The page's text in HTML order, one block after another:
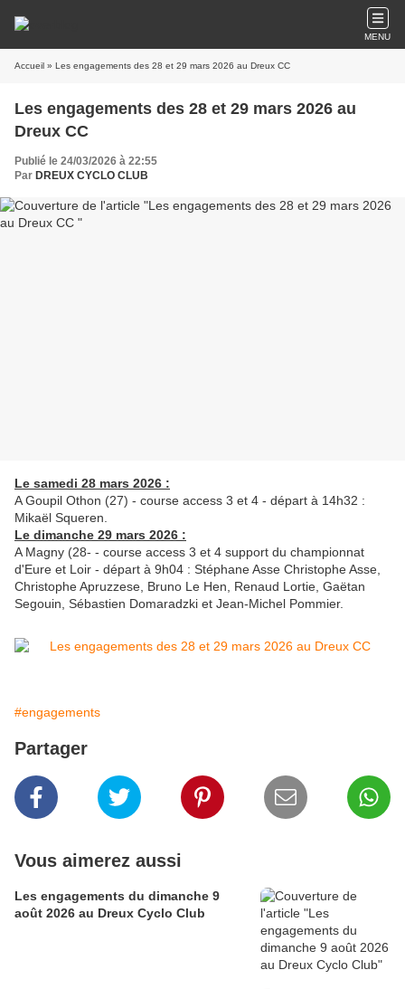
MENU
Accueil » Les engagements des 28 et 29 mars 2026 au Dreux CC
Les engagements des 28 et 29 mars 2026 au
Dreux CC
Publié le 24/03/2026 à 22:55
Par DREUX CYCLO CLUB
Le samedi 28 mars 2026 :
A Goupil Othon (27) - course access 3 et 4 - départ à 14h32 :
Mikaël Squeren.
Le dimanche 29 mars 2026 :
A Magny (28- - course access 3 et 4 support du championnat
d'Eure et Loir - départ à 9h04 : Stéphane Asse Christophe Asse,
Christophe Apruzzese, Bruno Le Hen, Renaud Lortie, Gaëtan
Segouin, Sébastien Domaradzki et Jean-Michel Pommier.
#engagements
Partager
Vous aimerez aussi
Les engagements du dimanche 9
août 2026 au Dreux Cyclo Club